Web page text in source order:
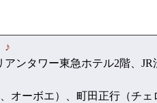
♪
ンタワー東急ホテル2階、
ーボエ）、町田正行（チェ